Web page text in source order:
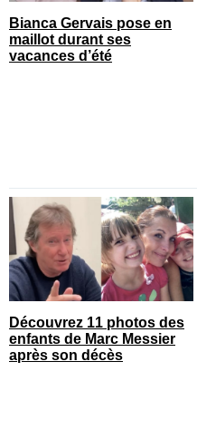
Bianca Gervais pose en
maillot durant ses
vacances d’été
Découvrez 11 photos des
enfants de Marc Messier
après son décès